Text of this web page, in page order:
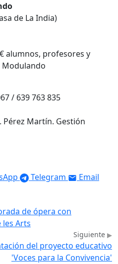
de La India)
alumnos, profesores y
Modulando
/ 639 763 835
Pérez Martín. Gestión
Telegram Email
de ópera con
les Arts
Siguiente
del proyecto educativo
'Voces para la Convivencia'